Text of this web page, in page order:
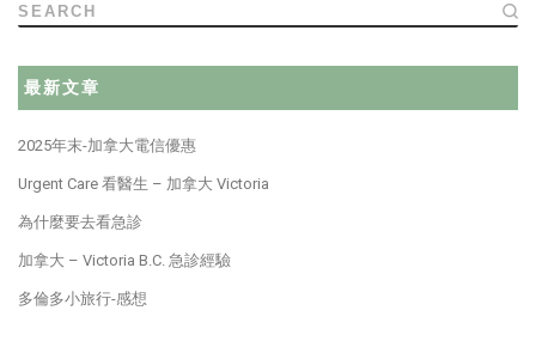
SEARCH
最新文章
2025年末-加拿大電信優惠
Urgent Care 看醫生 – 加拿大 Victoria
為什麼要去看急診
加拿大 – Victoria B.C. 急診經驗
多倫多小旅行-感想